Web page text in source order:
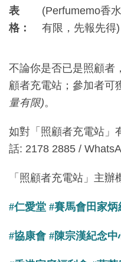
表
格：
(Perfumemo香
有限，先報先得)
不論你是否已是照顧者
顧者充電站；參加者可
量有限)。
如對「照顧者充電站」
話: 2178 2885 /
「照顧者充電站」主辦
#仁愛堂 #賽馬會田家
#協康會 #陳宗漢紀念中